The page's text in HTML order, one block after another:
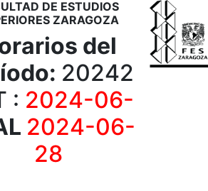
DE ESTUDIOS
ZARAGOZA
del
20242
: 2024-06-
2024-06-
28